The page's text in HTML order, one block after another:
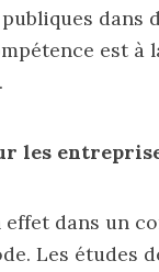
est
les
dans un
Les études